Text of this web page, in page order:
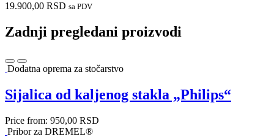
19.900,00 RSD sa PDV
Zadnji pregledani proizvodi
Dodatna oprema za stočarstvo
Sijalica od kaljenog stakla „Philips“
Price from: 950,00 RSD
Pribor za DREMEL®